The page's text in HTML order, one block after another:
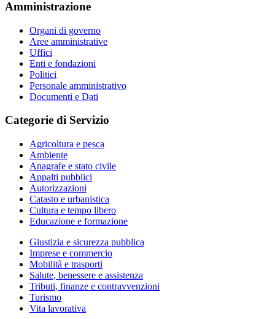
Amministrazione
Organi di governo
Aree amministrative
Uffici
Enti e fondazioni
Politici
Personale amministrativo
Documenti e Dati
Categorie di Servizio
Agricoltura e pesca
Ambiente
Anagrafe e stato civile
Appalti pubblici
Autorizzazioni
Catasto e urbanistica
Cultura e tempo libero
Educazione e formazione
Giustizia e sicurezza pubblica
Imprese e commercio
Mobilità e trasporti
Salute, benessere e assistenza
Tributi, finanze e contravvenzioni
Turismo
Vita lavorativa